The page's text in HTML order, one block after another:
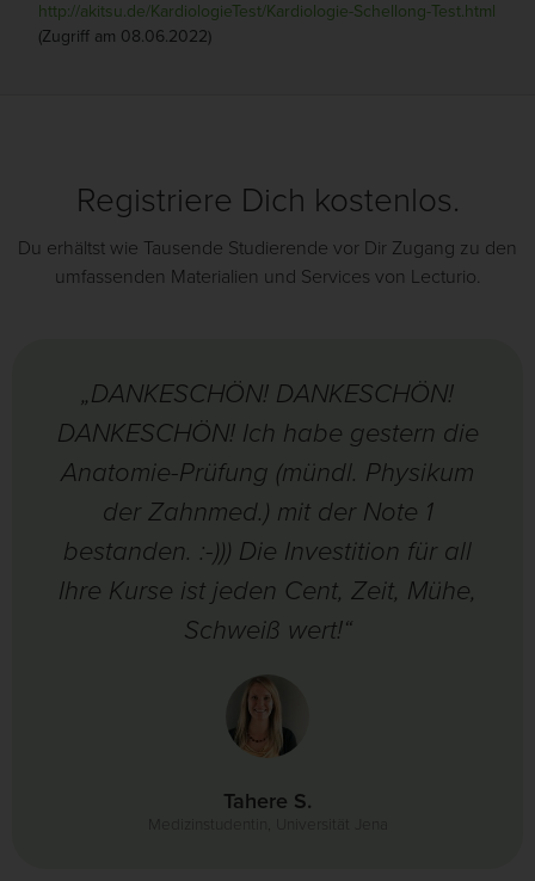
http://akitsu.de/KardiologieTest/Kardiologie-Schellong-Test.html
(Zugriff am 08.06.2022)
Registriere Dich kostenlos.
Du erhältst wie Tausende Studierende vor Dir Zugang zu den
umfassenden Materialien und Services von Lecturio.
„DANKESCHÖN! DANKESCHÖN!
DANKESCHÖN! Ich habe gestern die
Anatomie-Prüfung (mündl. Physikum
der Zahnmed.) mit der Note 1
bestanden. :-))) Die Investition für all
Ihre Kurse ist jeden Cent, Zeit, Mühe,
Schweiß wert!“
Tahere S.